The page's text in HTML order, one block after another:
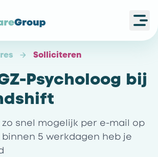
Solliciteren
Psycholoog bij
snel mogelijk per e-mail op
5 werkdagen heb je